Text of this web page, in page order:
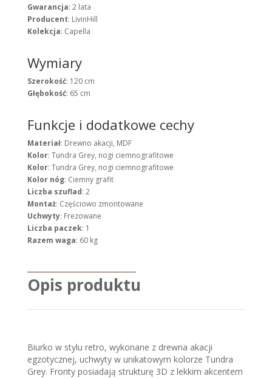
Gwarancja: 2 lata
Producent: LivinHill
Kolekcja: Capella
Wymiary
Szerokość: 120 cm
Głębokość: 65 cm
Funkcje i dodatkowe cechy
Materiał: Drewno akacji, MDF
Kolor: Tundra Grey, nogi ciemnografitowe
Kolor: Tundra Grey, nogi ciemnografitowe
Kolor nóg: Ciemny grafit
Liczba szuflad: 2
Montaż: Częściowo zmontowane
Uchwyty: Frezowane
Liczba paczek: 1
Razem waga: 60 kg
Opis produktu
Biurko w stylu retro, wykonane z drewna akacji
egzotycznej, uchwyty w unikatowym kolorze Tundra
Grey. Fronty posiadają strukturę 3D z lekkim akcentem